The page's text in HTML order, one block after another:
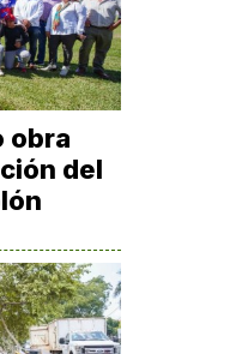
obra
del